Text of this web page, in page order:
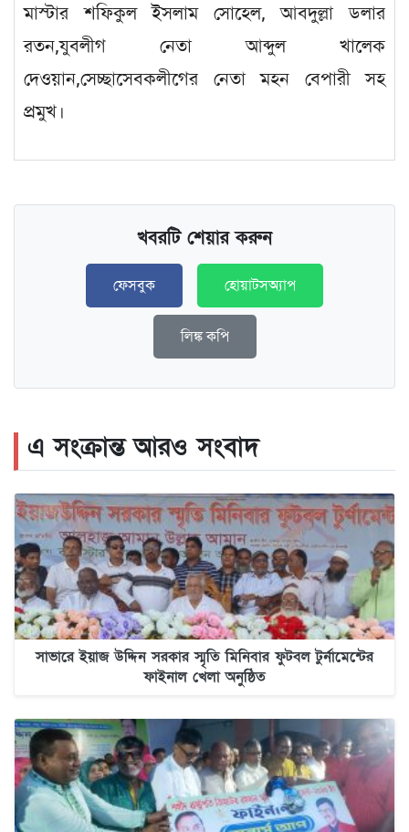
মাস্টার শফিকুল ইসলাম সোহেল, আবদুল্লা ডলার
রতন,যুবলীগ নেতা আব্দুল খালেক
দেওয়ান,সেচ্ছাসেবকলীগের নেতা মহন বেপারী সহ
প্রমুখ।
খবরটি শেয়ার করুন
ফেসবুক হোয়াটসঅ্যাপ
লিঙ্ক কপি
এ সংক্রান্ত আরও সংবাদ
সাভারে ইয়াজ উদ্দিন সরকার স্মৃতি মিনিবার ফুটবল টুর্নামেন্টের
ফাইনাল খেলা অনুষ্ঠিত